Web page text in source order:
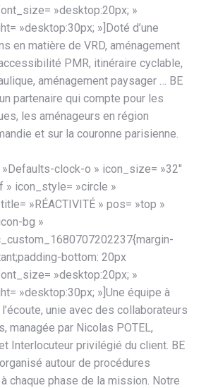
»desktop:20px; »
»desktop:30px; »]Doté d’une
en matière de VRD, aménagement
PMR, itinéraire cyclable,
aménagement paysager … BE
partenaire qui compte pour les
les aménageurs en région
et sur la couronne parisienne.
clock-o » icon_size= »32″
icon_style= »circle »
»RÉACTIVITÉ » pos= »top »
bg »
bottom: 20px
»desktop:20px; »
»desktop:30px; »]Une équipe à
unie avec des collaborateurs
managée par Nicolas POTEL,
Interlocuteur privilégié du client. BE
autour de procédures
chaque phase de la mission. Notre